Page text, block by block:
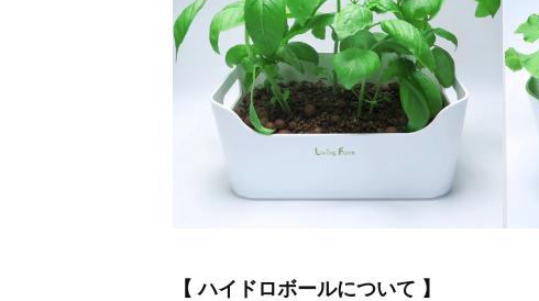
【 ハイドロボールについて 】